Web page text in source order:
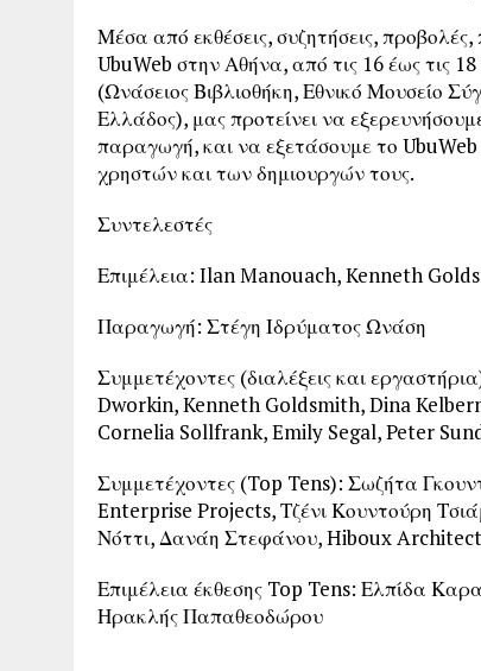
Μέσα από εκθέσεις, συζητήσεις,
UbuWeb στην Αθήνα, από τις 16 έως τις
(Ωνάσειος Βιβλιοθήκη, Εθνικό Μουσείο
Ελλάδος), μας προτείνει να
παραγωγή, και να εξετάσουμε το
χρηστών και των δημιουργών τους.
Συντελεστές
Επιμέλεια: Ilan Manouach, Kenneth
Παραγωγή: Στέγη Ιδρύματος Ωνάση
Συμμετέχοντες (διαλέξεις και
Dworkin, Kenneth Goldsmith, Dina
Cornelia Sollfrank, Emily Segal, Peter
Συμμετέχοντες (Top Tens): Σωζήτα
Enterprise Projects, Τζένι Κουντούρη
Νόττι, Δανάη Στεφάνου, Hiboux
Επιμέλεια έκθεσης Top Tens: Ελπίδα
Ηρακλής Παπαθεοδώρου